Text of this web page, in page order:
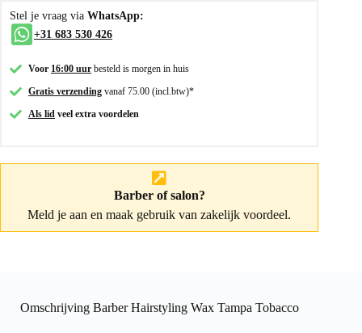
Stel je vraag via WhatsApp:
+31 683 530 426
Voor 16:00 uur besteld is morgen in huis
Gratis verzending vanaf 75.00 (incl.btw)*
Als lid veel extra voordelen
Barber of salon?
Meld je aan en maak gebruik van zakelijk voordeel.
Omschrijving Barber Hairstyling Wax Tampa Tobacco